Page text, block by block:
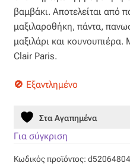
Βαμβακοσατέν
Βελούδο
Βελουτέ
Βουάλ
Γάζα
175,00 €.
βαμβάκι. Αποτελείται από
μαξιλαροθήκη, πάντα,
μαξιλάρι και
Clair Paris.
Εξαντλημένο
Στα Αγαπημένα
Για σύγκριση
Κωδικός προϊόντος: